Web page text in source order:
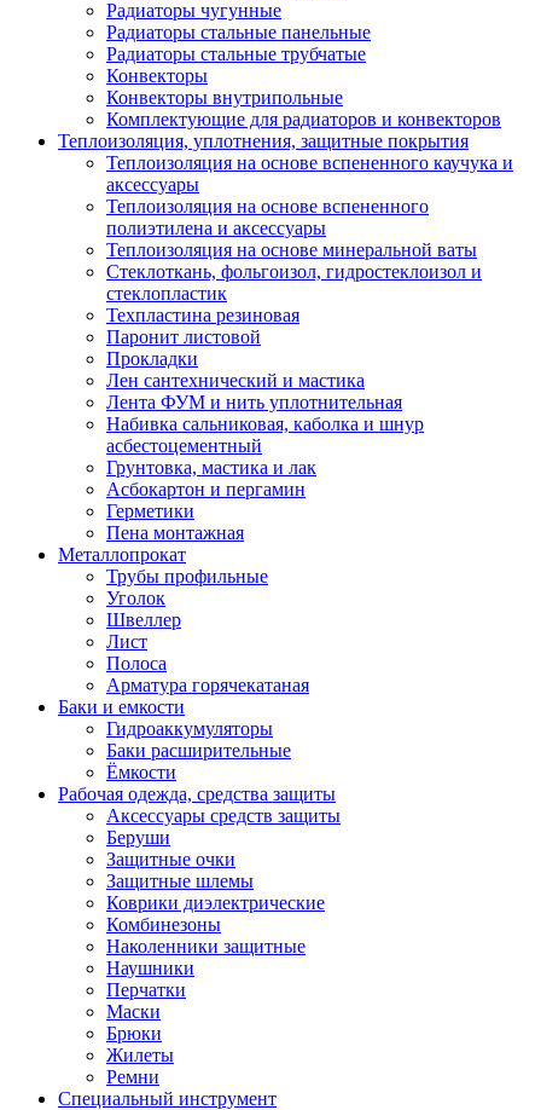
Радиаторы чугунные
Радиаторы стальные панельные
Радиаторы стальные трубчатые
Конвекторы
Конвекторы внутрипольные
Комплектующие для радиаторов и конвекторов
Теплоизоляция, уплотнения, защитные покрытия
Теплоизоляция на основе вспененного каучука и
аксессуары
Теплоизоляция на основе вспененного
полиэтилена и аксессуары
Теплоизоляция на основе минеральной ваты
Стеклоткань, фольгоизол, гидростеклоизол и
стеклопластик
Техпластина резиновая
Паронит листовой
Прокладки
Лен сантехнический и мастика
Лента ФУМ и нить уплотнительная
Набивка сальниковая, каболка и шнур
асбестоцементный
Грунтовка, мастика и лак
Асбокартон и пергамин
Герметики
Пена монтажная
Металлопрокат
Трубы профильные
Уголок
Швеллер
Лист
Полоса
Арматура горячекатаная
Баки и емкости
Гидроаккумуляторы
Баки расширительные
Ёмкости
Рабочая одежда, средства защиты
Аксессуары средств защиты
Беруши
Защитные очки
Защитные шлемы
Коврики диэлектрические
Комбинезоны
Наколенники защитные
Наушники
Перчатки
Маски
Брюки
Жилеты
Ремни
Специальный инструмент